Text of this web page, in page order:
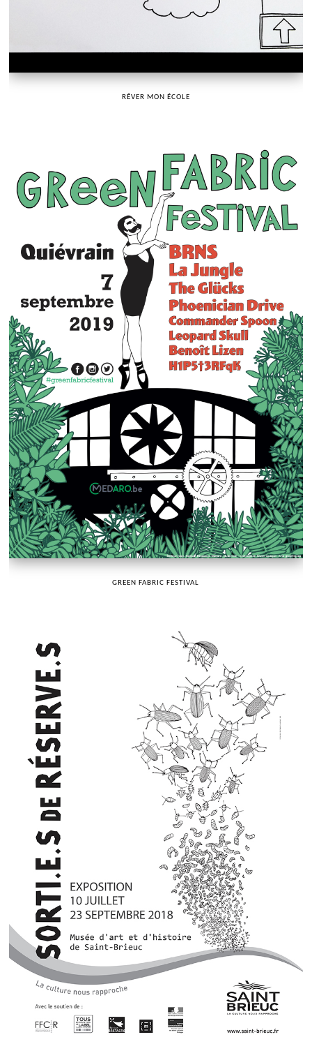
RÊVER MON ÉCOLE
GREEN FABRIC FESTIVAL